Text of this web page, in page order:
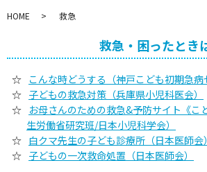
HOME 救急
救急・困ったとき
こんな時どうする（神戸こども初期急病
子どもの救急対策（兵庫県小児科医会）
お母さんのための救急&予防サイト《こ
生労働省研究班/日本小児科学会）
白クマ先生の子ども診療所（日本医師会）
子どもの一次救命処置（日本医師会）